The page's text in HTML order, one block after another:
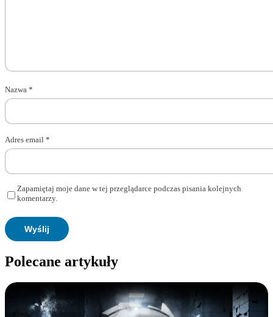
Nazwa *
Adres email *
Zapamiętaj moje dane w tej przeglądarce podczas pisania kolejnych
komentarzy.
Polecane artykuły